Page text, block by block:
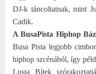
DJ-k táncoltatnak, mint
Cadik.
A BusaPista Hiphop
Busa Pista legjobb
hiphop szcénából, így
Lusta Bítek